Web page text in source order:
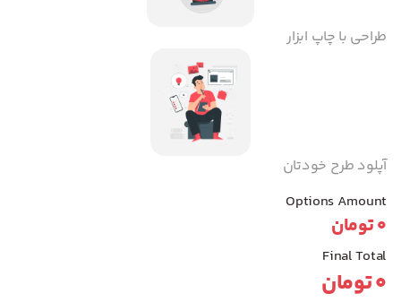
طراحی با چاپ ابزار
آپلود طرح خودتان
Options Amount
0تومان
Final Total
0تومان